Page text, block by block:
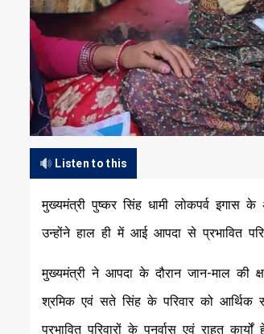
Listen to this
मुख्यमंत्री पुष्कर सिंह धामी लोकपर्व इगास
उन्होंने हाल ही में आई आपदा से प्रभावित
मुख्यमंत्री ने आपदा के दौरान जान-माल की
श्रमिक एवं सते सिंह के परिवार को
प्रभावित परिवारों के पुनर्वास एवं राहत